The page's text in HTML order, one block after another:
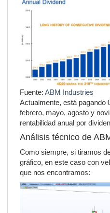
Fuente: ABM Industries
Actualmente, está pagando
febrero, mayo, agosto y
rentabilidad anual por
Análisis técnico de
Como siempre, si tiramos
gráfico, en este caso con
que nos encontramos: